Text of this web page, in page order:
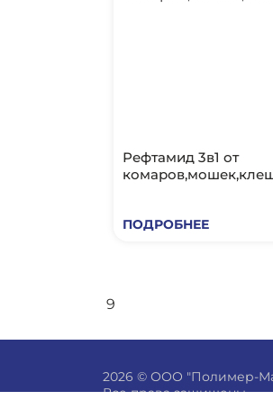
Рефтамид 3в1 от
ПОДРОБНЕЕ
9
2026 © ООО "Полимер-
Все права защищены